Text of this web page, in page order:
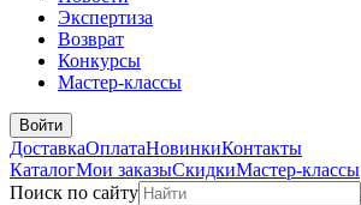
Экспертиза
Возврат
Конкурсы
Мастер-классы
Войти
ДоставкаОплатаНовинкиКонтакты
КаталогМои заказыСкидкиМастер-классы
Поиск по сайту